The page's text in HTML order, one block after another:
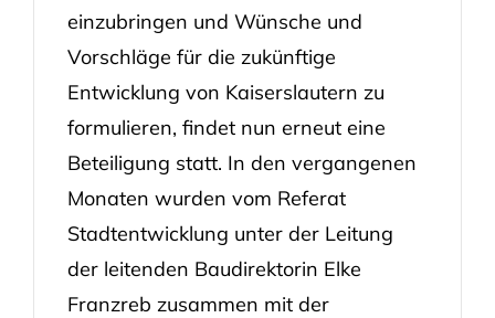
einzubringen und Wünsche und
Vorschläge für die zukünftige
Entwicklung von Kaiserslautern zu
formulieren, findet nun erneut eine
Beteiligung statt. In den vergangenen
Monaten wurden vom Referat
Stadtentwicklung unter der Leitung
der leitenden Baudirektorin Elke
Franzreb zusammen mit der